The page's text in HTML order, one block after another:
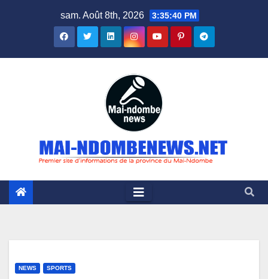
sam. Août 8th, 2026 3:35:41 PM
NEWS SPORTS